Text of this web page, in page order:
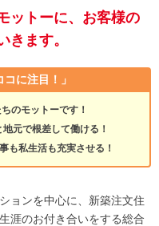
ットーに、お客様の
きます。
コに注目！」
のモットーです！
元で根差して働ける！
も私生活も充実させる！
ョンを中心に、新築注文住
涯のお付き合いをする総合